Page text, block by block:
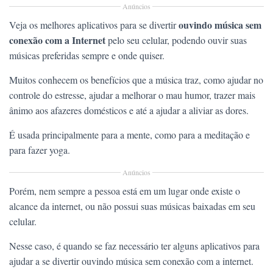
I
N
Anúncios
Veja os melhores aplicativos para se divertirouvindo música sem
conexão com a Internetpelo seu celular, podendo ouvir suas
músicas preferidas sempre e onde quiser.
Muitos conhecem os benefícios que a música traz, como ajudar no
controle do estresse, ajudar a melhorar o mau humor, trazer mais
ânimo aos afazeres domésticos e até a ajudar a aliviar as dores.
É usada principalmente para a mente, como para a meditação e
para fazer yoga.
Anúncios
Porém, nem sempre a pessoa está em um lugar onde existe o
alcance da internet, ou não possui suas músicas baixadas em seu
celular.
Nesse caso, é quando se faz necessário ter alguns aplicativos para
ajudar a se divertir ouvindo música sem conexão com a internet.